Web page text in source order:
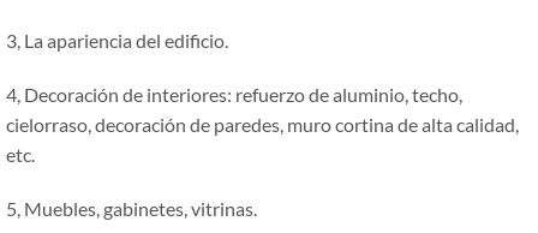
3, La apariencia del edificio.
4, Decoración de interiores: refuerzo de aluminio, techo,
cielorraso, decoración de paredes, muro cortina de alta calidad,
etc.
5, Muebles, gabinetes, vitrinas.